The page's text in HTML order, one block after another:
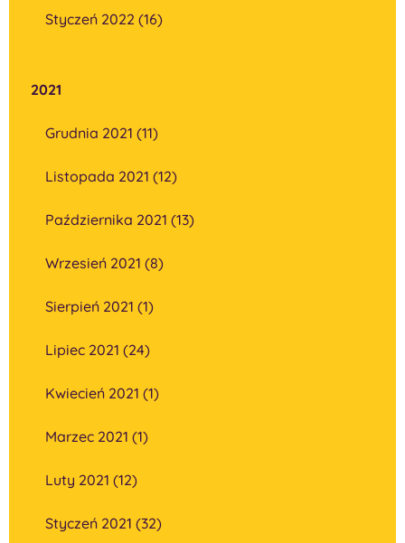
Styczeń 2022 (16)
2021
Grudnia 2021 (11)
Listopada 2021 (12)
Października 2021 (13)
Wrzesień 2021 (8)
Sierpień 2021 (1)
Lipiec 2021 (24)
Kwiecień 2021 (1)
Marzec 2021 (1)
Luty 2021 (12)
Styczeń 2021 (32)